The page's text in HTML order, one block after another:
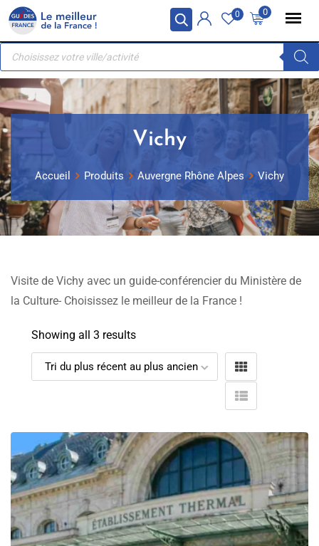
Panneau de gestion des cookies
Skip
content
0
0
Recherche
produits
Vichy
Accueil Produits Auvergne Rhône Alpes Vichy
Visite de Vichy avec un guide-conférencier du Ministère de
la Culture- Choisissez le meilleur de la France !
Showing all 3 results